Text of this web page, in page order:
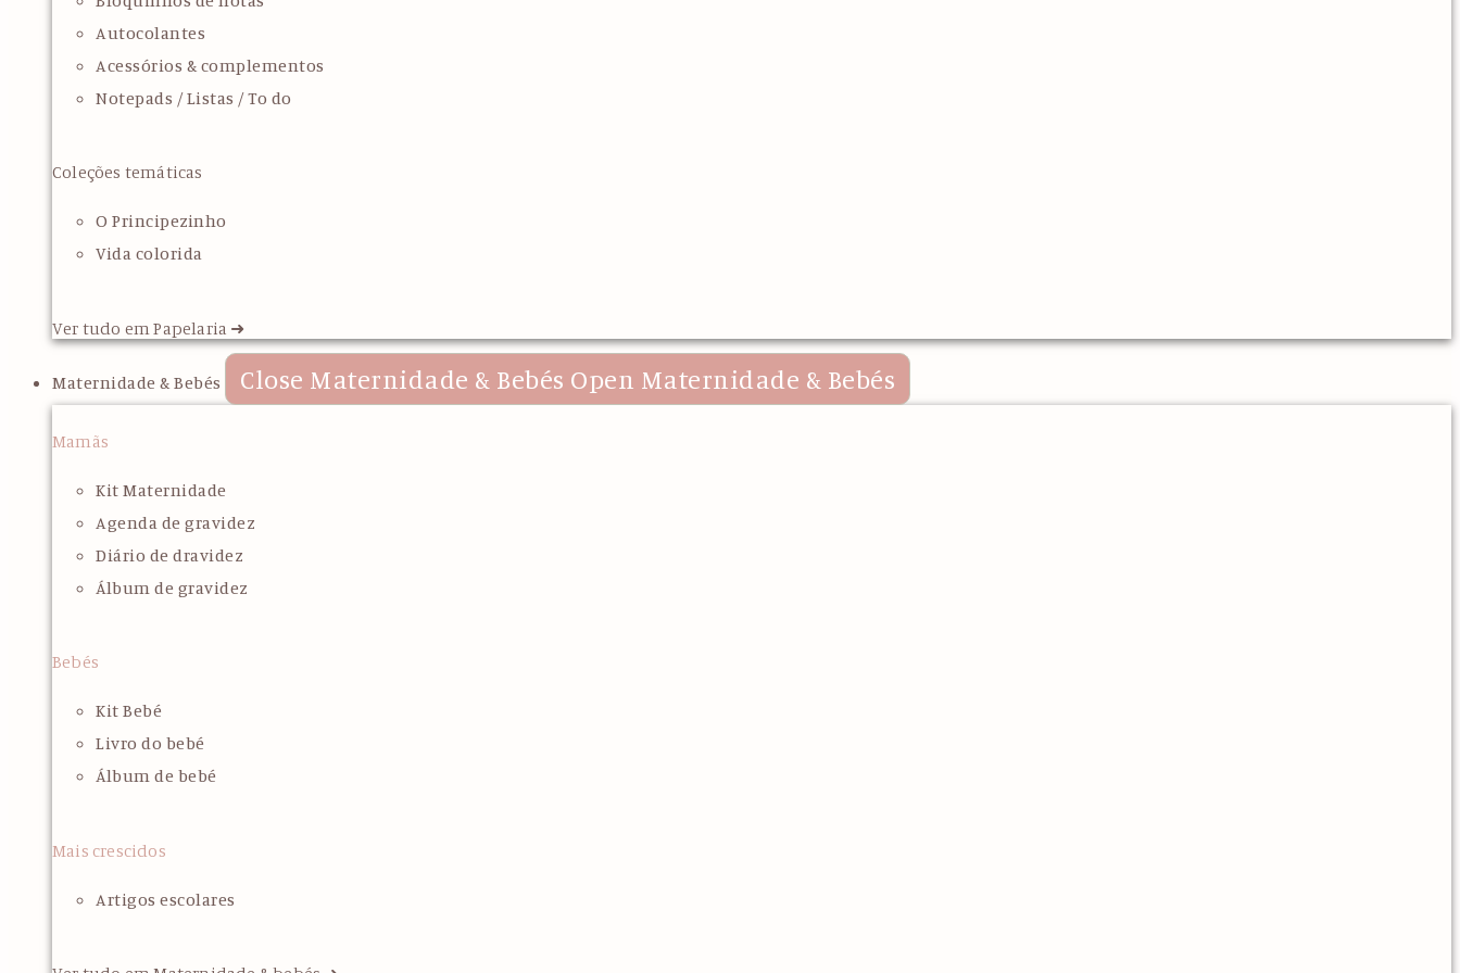
Autocolantes
Acessórios & complementos
Notepads / Listas / To do
Coleções temáticas
O Principezinho
Vida colorida
Ver tudo em Papelaria ➜
Maternidade & Bebés Close Maternidade & Bebés Open Maternidade & Bebés
Mamãs
Kit Maternidade
Agenda de gravidez
Diário de dravidez
Álbum de gravidez
Bebés
Kit Bebé
Livro do bebé
Álbum de bebé
Mais crescidos
Artigos escolares